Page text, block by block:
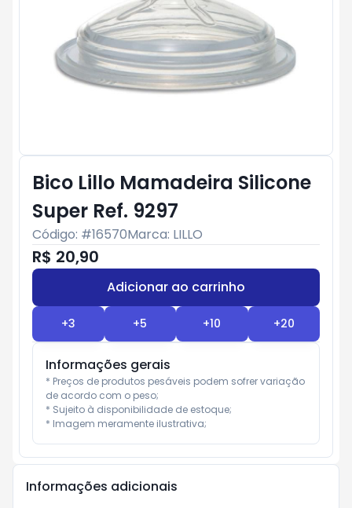
Bico Lillo Mamadeira Silicone
Super Ref. 9297
Código: #16570Marca: LILLO
R$ 20,90
Adicionar ao carrinho
+3 +5 +10 +20
Informações gerais
* Preços de produtos pesáveis podem sofrer variação
de acordo com o peso;
* Sujeito à disponibilidade de estoque;
* Imagem meramente ilustrativa;
Informações adicionais